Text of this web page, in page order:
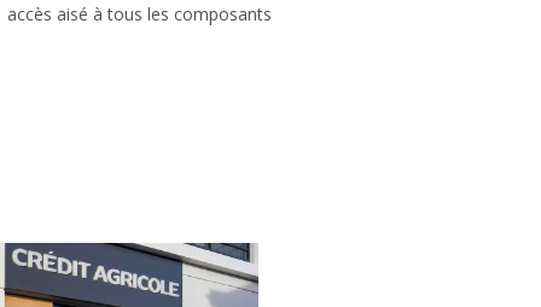
accès aisé à tous les composants